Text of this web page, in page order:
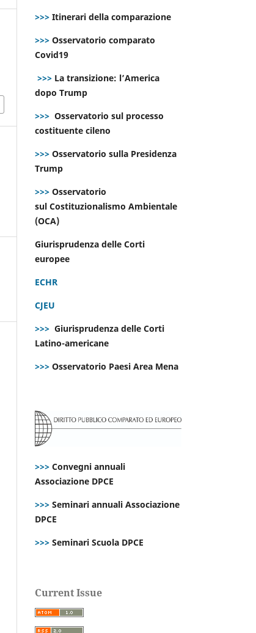
>>> Itinerari della comparazione
>>> Osservatorio comparato
Covid19
>>> La transizione: l’America
dopo Trump
>>> Osservatorio sul processo
costituente cileno
>>> Osservatorio sulla Presidenza
Trump
>>> Osservatorio
sul Costituzionalismo Ambientale
(OCA)
Giurisprudenza delle Corti
europee
ECHR
CJEU
>>> Giurisprudenza delle Corti
Latino-americane
>>> Osservatorio Paesi Area Mena
>>> Convegni annuali
Associazione DPCE
>>> Seminari annuali Associazione
DPCE
>>> Seminari Scuola DPCE
Current Issue